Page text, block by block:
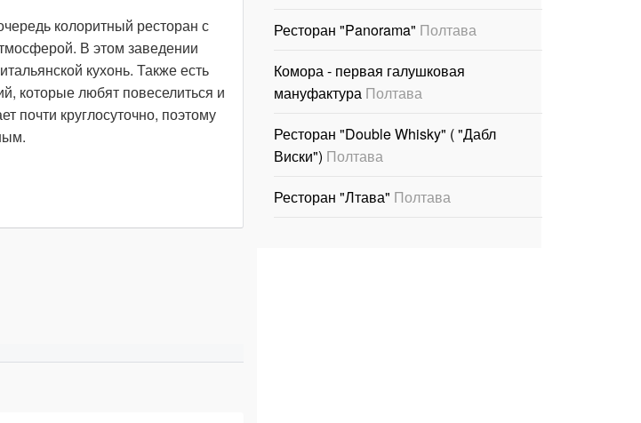
колоритный ресторан с
В этом заведении
кухонь. Также есть
которые любят повеселиться и
почти круглосуточно, поэтому
Ресторан "Panorama" Полтава
Комора - первая галушковая
мануфактура Полтава
Ресторан "Double Whisky" ( "Дабл
Виски") Полтава
Ресторан "Лтава" Полтава